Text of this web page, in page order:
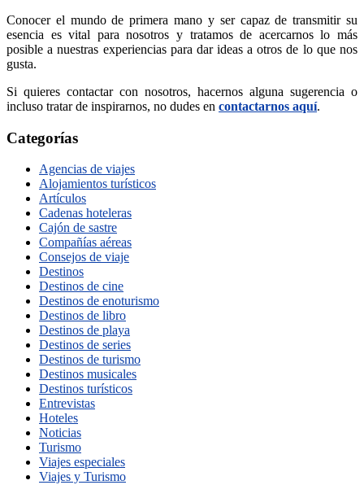
Conocer el mundo de primera mano y ser capaz de transmitir su
esencia es vital para nosotros y tratamos de acercarnos lo más
posible a nuestras experiencias para dar ideas a otros de lo que nos
gusta.
Si quieres contactar con nosotros, hacernos alguna sugerencia o
incluso tratar de inspirarnos, no dudes en contactarnos aquí.
Categorías
Agencias de viajes
Alojamientos turísticos
Artículos
Cadenas hoteleras
Cajón de sastre
Compañías aéreas
Consejos de viaje
Destinos
Destinos de cine
Destinos de enoturismo
Destinos de libro
Destinos de playa
Destinos de series
Destinos de turismo
Destinos musicales
Destinos turísticos
Entrevistas
Hoteles
Noticias
Turismo
Viajes especiales
Viajes y Turismo